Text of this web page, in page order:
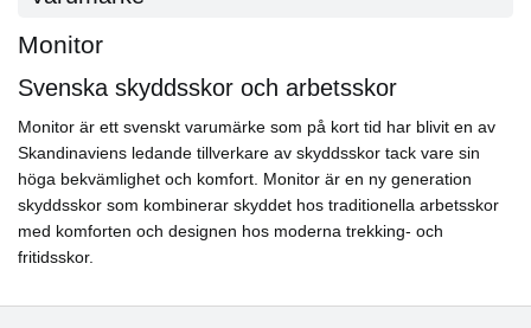
Monitor
Svenska skyddsskor och arbetsskor
Monitor är ett svenskt varumärke som på kort tid har blivit en av
Skandinaviens ledande tillverkare av skyddsskor tack vare sin
höga bekvämlighet och komfort. Monitor är en ny generation
skyddsskor som kombinerar skyddet hos traditionella arbetsskor
med komforten och designen hos moderna trekking- och
fritidsskor.